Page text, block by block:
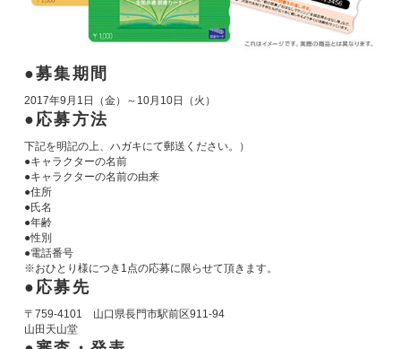
募集期間
2017年9月1日（金）～10月10日（火）
応募方法
下記を明記の上、ハガキにて郵送ください。）
●キャラクターの名前
●キャラクターの名前の由来
●住所
●氏名
●年齢
●性別
●電話番号
※おひとり様につき1点の応募に限らせて頂きます。
応募先
〒759-4101 山口県長門市駅前区911-94
山田天山堂